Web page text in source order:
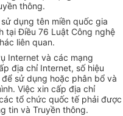
thông.
dụng tên miền quốc gia
tại Điều 76 Luật Công nghệ
liên quan.
Internet và các mạng
địa chỉ Internet, số hiệu
sử dụng hoặc phân bổ và
Việc xin cấp địa chỉ
tổ chức quốc tế phải được
tin và Truyền thông.